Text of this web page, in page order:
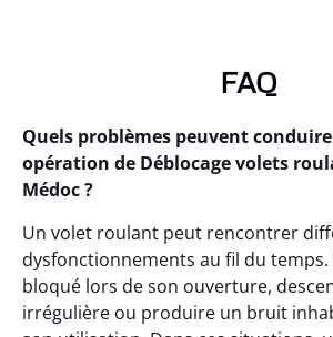
FAQ
Quels problèmes peuvent
opération de Déblocage volets
Médoc ?
Un volet roulant peut rencontrer
dysfonctionnements au fil du
bloqué lors de son ouverture,
irrégulière ou produire un bruit